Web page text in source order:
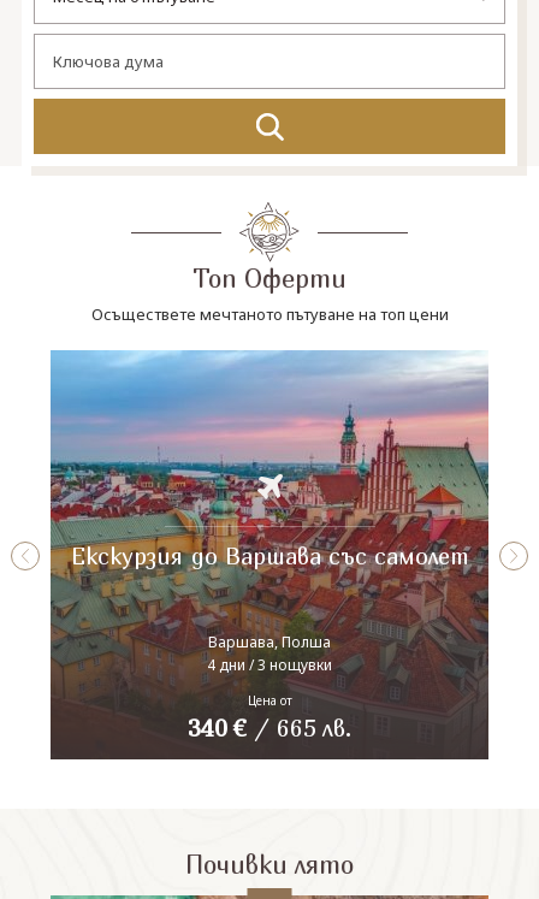
Топ Оферти
Осъществете мечтаното пътуване на топ цени
Екскурзия до Варшава със самолет
Варшава, Полша
4 дни / 3 нощувки
Цена от
340 € / 665 лв.
Почивки лято